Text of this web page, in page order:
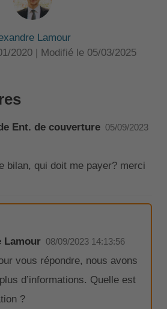
Lamour
2020 | Modifié le 05/03/2025
Ent. de couverture 05/09/2023
bilan, qui doit me payer? merci
Lamour 08/09/2023 14:13:56
vous répondre, nous avons
d’informations. Quelle est
?